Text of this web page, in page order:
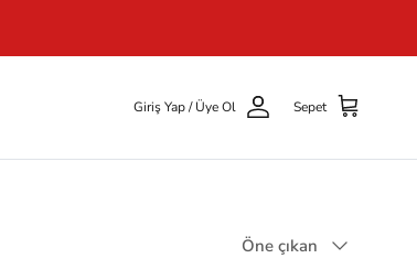
Giriş Yap / Üye Ol Sepet
Öne çıkan